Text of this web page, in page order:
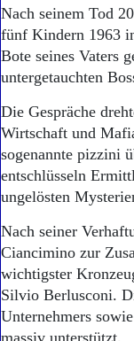
Nach seinem Tod
fünf Kindern 1963
Bote seines Vaters
untergetauchten
Die Gespräche
Wirtschaft und
sogenannte pizzini
entschlüsseln
ungelösten
Nach seiner
Ciancimino zur
wichtigs­ter
Silvio Berlusconi.
Unternehmers
massiv unterstützt.